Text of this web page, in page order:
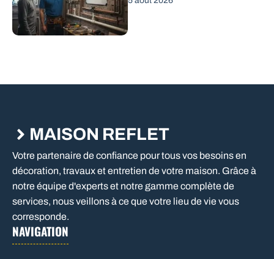
MAISON REFLET
Votre partenaire de confiance pour tous vos besoins en
décoration, travaux et entretien de votre maison. Grâce à
notre équipe d'experts et notre gamme complète de
services, nous veillons à ce que votre lieu de vie vous
corresponde.
NAVIGATION